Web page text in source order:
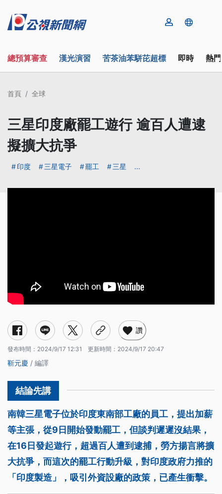
總預算審查 漢光演習 苦茶油苯駢芘超標 即時 熱
首頁 全球
三星印度廠罷工遊行 逾百人遭逮
擬擴大抗爭
印度 三星電子 罷工 三星 ...
讚
發布時間： 2024/9/17 12:31 更新時間： 2024/9/17 20:47
靳元慶 / 編譯
南韓三星電子位於印度東南部工廠的員工，提出加薪
等主張，從9日開始發動罷工，但談判遲遲沒結果，
在16日發起遊行，超過百人遭到逮捕，勞方揚言將擴
大抗爭，而這次的罷工行動升級，對印度政府力推的
「印度製造」，吸引外資設廠的政策，已產生衝擊。